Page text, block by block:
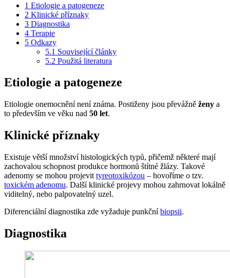
1 Etiologie a patogeneze
2 Klinické příznaky
3 Diagnostika
4 Terapie
5 Odkazy
5.1 Související články
5.2 Použitá literatura
Etiologie a patogeneze
Etiologie onemocnění není známa. Postiženy jsou převážně ženy a
to především ve věku nad 50 let.
Klinické příznaky
Existuje větší množství histologických typů, přičemž některé mají
zachovalou schopnost produkce hormonů štítné žlázy. Takové
adenomy se mohou projevit tyreotoxikózou – hovoříme o tzv.
toxickém adenomu. Další klinické projevy mohou zahrnovat lokálně
viditelný, nebo palpovatelný uzel.
Diferenciální diagnostika zde vyžaduje punkčníbiopsii.
Diagnostika